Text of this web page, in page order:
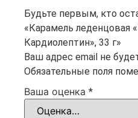
Будьте первым, кто
«Карамель леденцовая
Кардиолептин», 33 г»
Ваш адрес email не
Обязательные поля
Ваша оценка *